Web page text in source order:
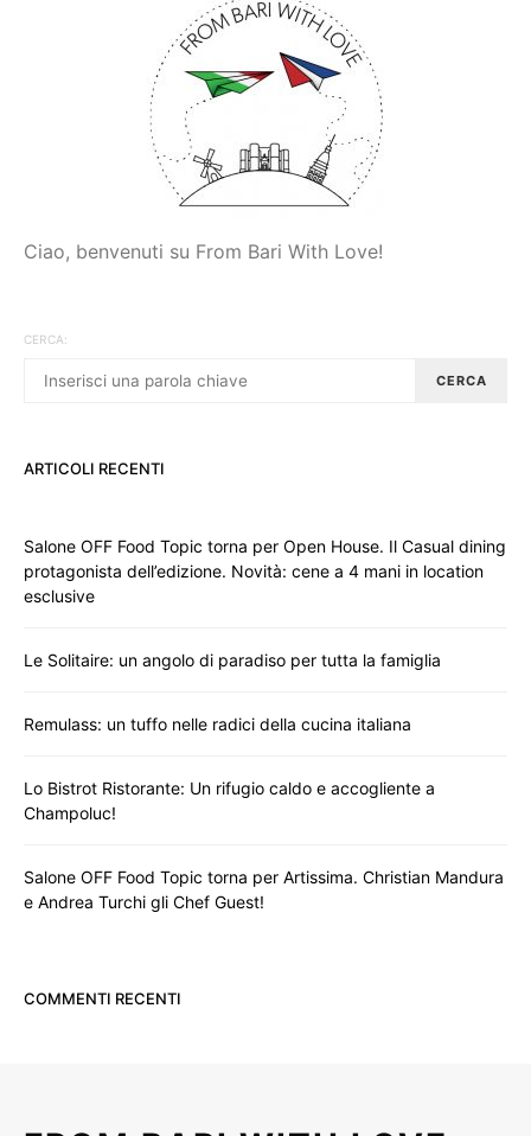
Ciao, benvenuti su From Bari With Love!
CERCA:
CERCA
ARTICOLI RECENTI
Salone OFF Food Topic torna per Open House. Il Casual dining
protagonista dell’edizione. Novità: cene a 4 mani in location
esclusive
Le Solitaire: un angolo di paradiso per tutta la famiglia
Remulass: un tuffo nelle radici della cucina italiana
Lo Bistrot Ristorante: Un rifugio caldo e accogliente a
Champoluc!
Salone OFF Food Topic torna per Artissima. Christian Mandura
e Andrea Turchi gli Chef Guest!
COMMENTI RECENTI